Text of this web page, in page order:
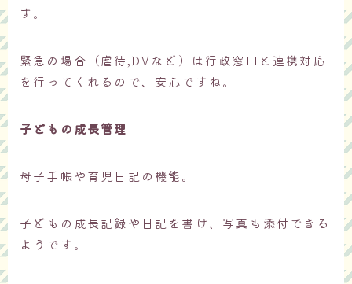
す。
緊急の場合（虐待,DVなど）は行政窓口と連携対応
を行ってくれるので、安心ですね。
子どもの成長管理
母子手帳や育児日記の機能。
子どもの成長記録や日記を書け、写真も添付できる
ようです。